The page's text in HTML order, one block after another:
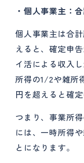
・個人事業主：
個人事業主は合
えると、確定申
イ活による収入
所得の1/2や雑所
円を超えると確
つまり、事業所
には、一時所得
とになります。